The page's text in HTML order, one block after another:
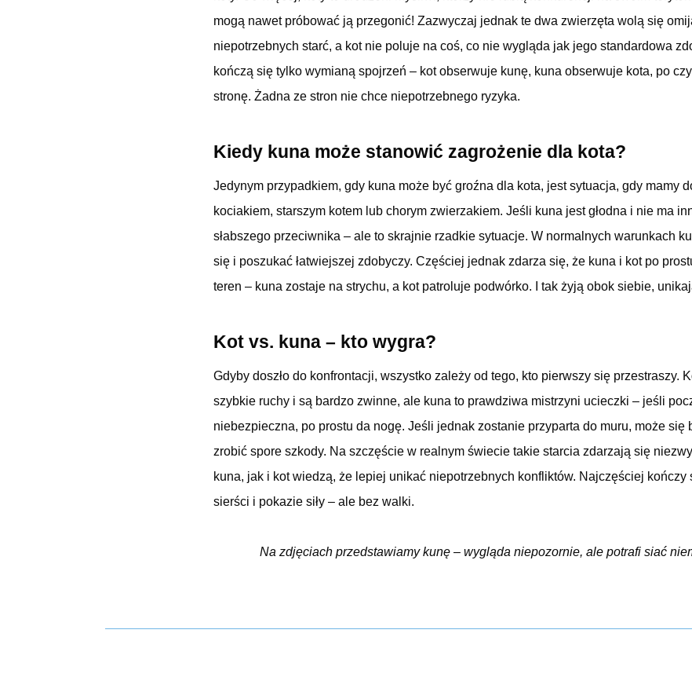
mogą nawet próbować ją przegonić! Zazwyczaj jednak te dwa zwierzęta wolą się
niepotrzebnych starć, a kot nie poluje na coś, co nie wygląda jak jego standardowa
kończą się tylko wymianą spojrzeń – kot obserwuje kunę, kuna obserwuje kota, po
stronę. Żadna ze stron nie chce niepotrzebnego ryzyka.
Kiedy kuna może stanowić zagrożenie dla kota?
Jedynym przypadkiem, gdy kuna może być groźna dla kota, jest sytuacja, gdy mamy
kociakiem, starszym kotem lub chorym zwierzakiem. Jeśli kuna jest głodna i nie ma
słabszego przeciwnika – ale to skrajnie rzadkie sytuacje. W normalnych warunkach
się i poszukać łatwiejszej zdobyczy. Częściej jednak zdarza się, że kuna i kot po
teren – kuna zostaje na strychu, a kot patroluje podwórko. I tak żyją obok siebie,
Kot vs. kuna – kto wygra?
Gdyby doszło do konfrontacji, wszystko zależy od tego, kto pierwszy się przestraszy.
szybkie ruchy i są bardzo zwinne, ale kuna to prawdziwa mistrzyni ucieczki – jeśli
niebezpieczna, po prostu da nogę. Jeśli jednak zostanie przyparta do muru, może się
zrobić spore szkody. Na szczęście w realnym świecie takie starcia zdarzają się
kuna, jak i kot wiedzą, że lepiej unikać niepotrzebnych konfliktów. Najczęściej kończy
sierści i pokazie siły – ale bez walki.
Na zdjęciach przedstawiamy kunę – wygląda niepozornie, ale potrafi siać